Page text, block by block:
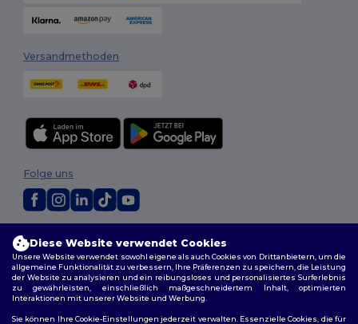
Versandmethoden
Allgemeine Geschäftsbedingungen| Personalisierungsrichtlinien
Datenschutzbestimmungen |Cookie-Richtlinie|Site Map
Folge uns
Diese Website verwendet Cookies
Unsere Website verwendet sowohl eigene als auch Cookies von Drittanbietern, um die
allgemeine Funktionalität zu verbessern, Ihre Präferenzen zu speichern, die Leistung
der Website zu analysieren und ein reibungsloses und personalisiertes Surferlebnis
zu gewährleisten, einschließlich maßgeschneidertem Inhalt, optimierten
Interaktionen mit unserer Website und Werbung.
Sie können Ihre Cookie-Einstellungen jederzeit verwalten. Essenzielle Cookies, die für